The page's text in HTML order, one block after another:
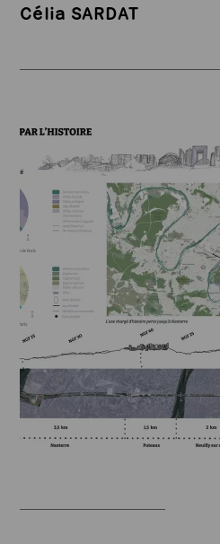
Célia SARDAT